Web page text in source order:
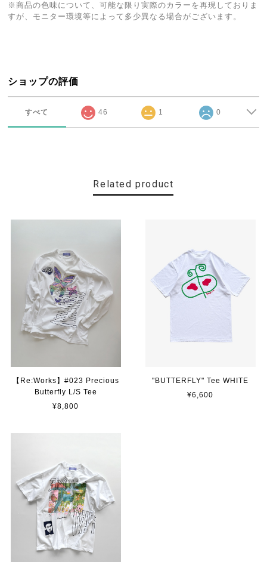
※商品の色味について、可能な限り実際のカラーを再現しておりま
すが、モニター環境等によって多少異なる場合がございます。
ショップの評価
すべて 46 1 0
Related product
【Re:Works】#023 Precious
Butterfly L/S Tee
¥8,800
"BUTTERFLY" Tee WHITE
¥6,600